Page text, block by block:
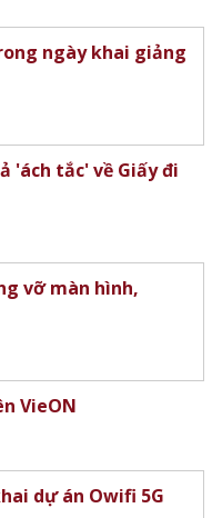
ngày khai giảng
'ách tắc' về Giấy đi
vỡ màn hình,
VieON
dự án Owifi 5G